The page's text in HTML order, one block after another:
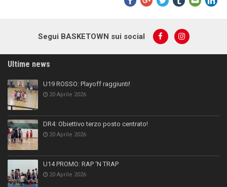
Segui BASKETOWN sui social
Ultime news
U19 ROSSO: Playoff raggiunti!
20 Aprile 2026
DR4: Obiettivo terzo posto centrato!
20 Aprile 2026
U14 PROMO: RAP ‘N TRAP
20 Aprile 2026